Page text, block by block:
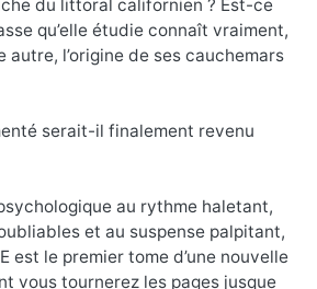
du littoral californien ? Est-ce
qu’elle étudie connaît vraiment,
autre, l’origine de ses cauchemars
serait-il finalement revenu
au rythme haletant,
et au suspense palpitant,
est le premier tome d’une nouvelle
vous tournerez les pages jusque